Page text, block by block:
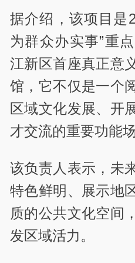
据介绍，该项目是
为群众办实事”重
江新区首座真正意
馆，它不仅是一个
区域文化发展、开
才交流的重要功能场
该负责人表示，未
特色鲜明、展示地
质的公共文化空间
发区域活力。